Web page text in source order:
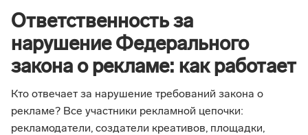
Ответственность за
нарушение Федерального
закона о рекламе: как работает
Кто отвечает за нарушение требований закона о
рекламе? Все участники рекламной цепочки:
рекламодатели, создатели креативов, площадки,